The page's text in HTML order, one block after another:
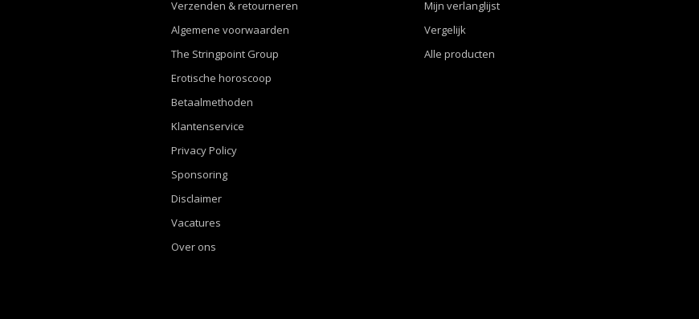
Verzenden & retourneren
Algemene voorwaarden
The Stringpoint Group
Erotische horoscoop
Betaalmethoden
Klantenservice
Privacy Policy
Sponsoring
Disclaimer
Vacatures
Over ons
Mijn verlanglijst
Vergelijk
Alle producten